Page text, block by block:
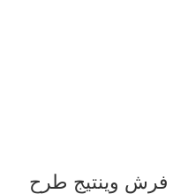
فرش وینتیج طرح